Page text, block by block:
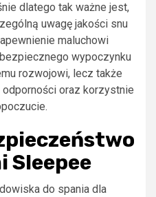
dlatego tak ważne jest,
uwagę jakości snu
maluchowi
wypoczynku
rozwojowi, lecz także
oraz korzystnie
Sleepee
do spania dla